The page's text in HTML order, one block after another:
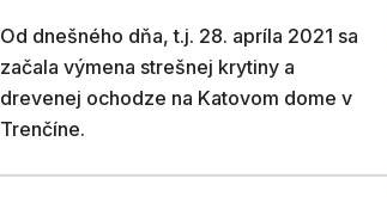
Od dnešného dňa, t.j. 28. apríla 2021 sa
začala výmena strešnej krytiny a
drevenej ochodze na Katovom dome v
Trenčíne.